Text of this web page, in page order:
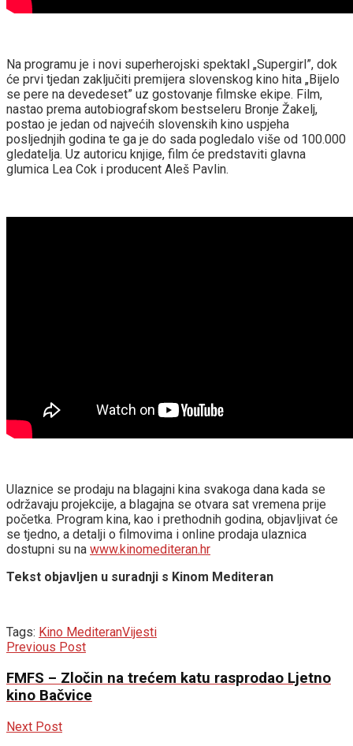
Na programu je i novi superherojski spektakl „Supergirl”, dok
će prvi tjedan zaključiti premijera slovenskog kino hita „Bijelo
se pere na devedeset” uz gostovanje filmske ekipe. Film,
nastao prema autobiografskom bestseleru Bronje Žakelj,
postao je jedan od najvećih slovenskih kino uspjeha
posljednjih godina te ga je do sada pogledalo više od 100.000
gledatelja. Uz autoricu knjige, film će predstaviti glavna
glumica Lea Cok i producent Aleš Pavlin.
Ulaznice se prodaju na blagajni kina svakoga dana kada se
održavaju projekcije, a blagajna se otvara sat vremena prije
početka. Program kina, kao i prethodnih godina, objavljivat će
se tjedno, a detalji o filmovima i online prodaja ulaznica
dostupni su na www.kinomediteran.hr
Tekst objavljen u suradnji s Kinom Mediteran
Tags: Kino MediteranVijesti
Previous Post
FMFS – Zločin na trećem katu rasprodao Ljetno
kino Bačvice
Next Post